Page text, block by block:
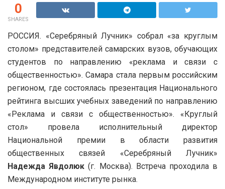
0
SHARES
РОССИЯ. «Серебряный Лучник» собрал «за круглым
столом» представителей самарских вузов, обучающих
студентов по направлению «реклама и связи с
общественностью». Самара стала первым российским
регионом, где состоялась презентация Национального
рейтинга высших учебных заведений по направлению
«Реклама и связи с общественностью». «Круглый
стол» провела исполнительный директор
Национальной премии в области развития
общественных связей «Серебряный Лучник»
Надежда Явдолюк (г. Москва). Встреча проходила в
Международном институте рынка.